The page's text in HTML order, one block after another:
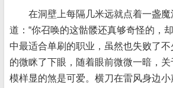
在洞壁上每隔几米远就点着一盏魔
道：“你召唤的这骷髅还真够奇怪的，
中最适合单刷的职业，虽然也失败了
的微眯了下眼，随着眼前微微一暗，
模样显的煞是可爱。横刀在雷风身边小